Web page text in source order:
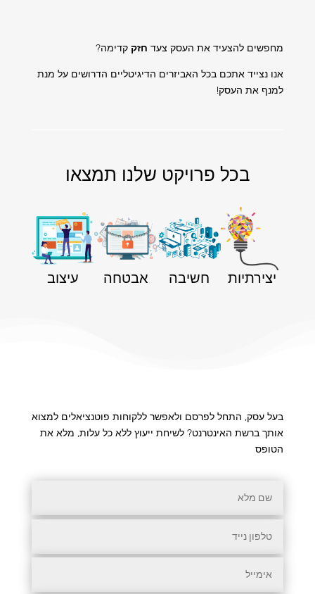
מחפשים להצעיד את העסק צעד חזקקדימה?
אנו נצייד אתכם בכל האביזרים הדיגיטליים הדרושים על מנת
למנף את העסק!
בכל פרויקט שלנו תמצאו
יצירתיות חשיבה אבטחה עיצוב
בעל עסק, התחל לפרסם ולאפשר ללקוחות פוטנציאלים למצוא
אותך ברשת האינטרנט? לשיחת ייעוץ ללא כל עלות, מלא את
הטופס